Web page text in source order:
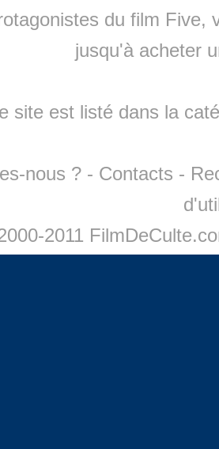
du film Five,
jusqu'à acheter
site est listé dans la
nous ? - Contacts -
2011